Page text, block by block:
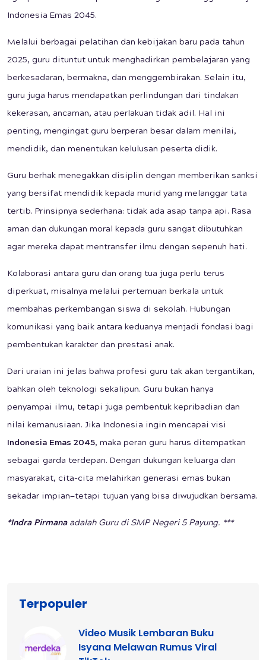
Indonesia Emas 2045.
Melalui berbagai pelatihan dan kebijakan baru pada tahun
2025, guru dituntut untuk menghadirkan pembelajaran yang
berkesadaran, bermakna, dan menggembirakan. Selain itu,
guru juga harus mendapatkan perlindungan dari tindakan
kekerasan, ancaman, atau perlakuan tidak adil. Hal ini
penting, mengingat guru berperan besar dalam menilai,
mendidik, dan menentukan kelulusan peserta didik.
Guru berhak menegakkan disiplin dengan memberikan sanksi
yang bersifat mendidik kepada murid yang melanggar tata
tertib. Prinsipnya sederhana: tidak ada asap tanpa api. Rasa
aman dan dukungan moral kepada guru sangat dibutuhkan
agar mereka dapat mentransfer ilmu dengan sepenuh hati.
Kolaborasi antara guru dan orang tua juga perlu terus
diperkuat, misalnya melalui pertemuan berkala untuk
membahas perkembangan siswa di sekolah. Hubungan
komunikasi yang baik antara keduanya menjadi fondasi bagi
pembentukan karakter dan prestasi anak.
Dari uraian ini jelas bahwa profesi guru tak akan tergantikan,
bahkan oleh teknologi sekalipun. Guru bukan hanya
penyampai ilmu, tetapi juga pembentuk kepribadian dan
nilai kemanusiaan. Jika Indonesia ingin mencapai visi
Indonesia Emas 2045, maka peran guru harus ditempatkan
sebagai garda terdepan. Dengan dukungan keluarga dan
masyarakat, cita-cita melahirkan generasi emas bukan
sekadar impian—tetapi tujuan yang bisa diwujudkan bersama.
*Indra Pirmanaadalah Guru di SMP Negeri 5 Payung. ***
Terpopuler
Video Musik Lembaran Buku
Isyana Melawan Rumus Viral